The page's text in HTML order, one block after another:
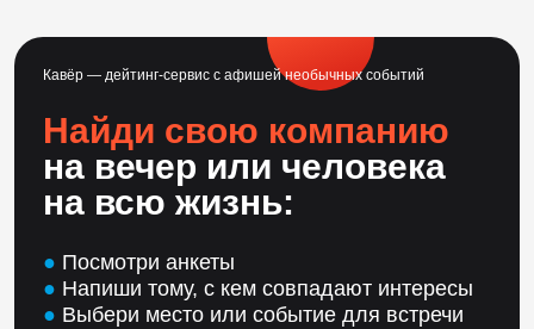
Кавёр — дейтинг-сервис с афишей необычных событий
Найди свою компанию
на вечер или человека
на всю жизнь:
● Посмотри анкеты
● Напиши тому, с кем совпадают интересы
● Выбери место или событие для встречи